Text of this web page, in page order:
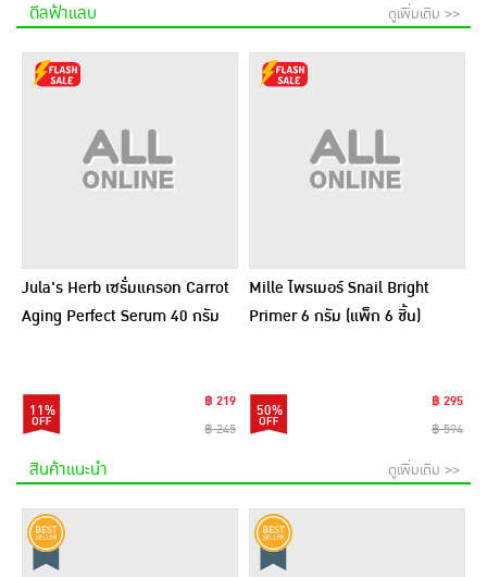
ดีลฟ้าแลบ ดูเพิ่มเติม >>
Jula's Herb เซรั่มแครอท Carrot
Aging Perfect Serum 40 กรัม
11%
฿ 219
฿ 245
Mille ไพรเมอร์ Snail Bright
Primer 6 กรัม (แพ็ก 6 ชิ้น)
50%
฿ 295
฿ 594
สินค้าแนะนำ ดูเพิ่มเติม >>